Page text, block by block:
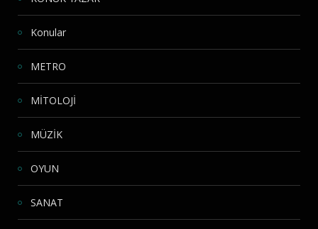
Konular
METRO
MİTOLOJİ
MÜZİK
OYUN
SANAT